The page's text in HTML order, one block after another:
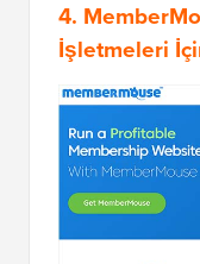
4.
İşletmeleri